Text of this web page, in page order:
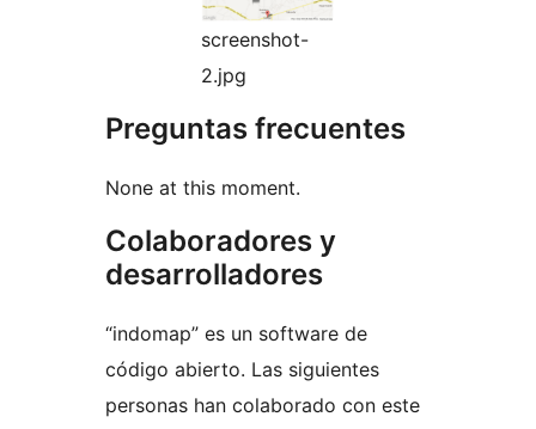
screenshot-
2.jpg
Preguntas frecuentes
None at this moment.
Colaboradores y
desarrolladores
“indomap” es un software de
código abierto. Las siguientes
personas han colaborado con este